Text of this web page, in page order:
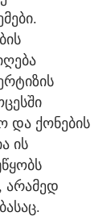
და ქონების
ის
არამედ